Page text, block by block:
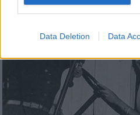
Data Deletion Data